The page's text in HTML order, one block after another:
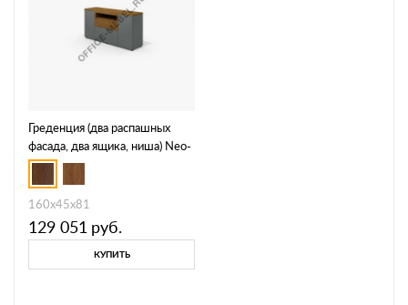
Греденция (два распашных
фасада, два ящика, ниша) Neo-
34
160х45х81
129 051 руб.
КУПИТЬ